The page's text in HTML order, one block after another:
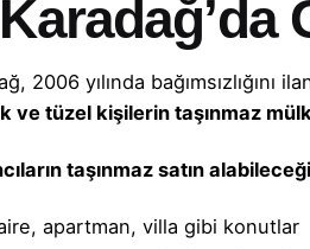
2006 yılında
ve tüzel kişilerin taşınmaz
taşınmaz satın
apartman, villa gibi konutlar